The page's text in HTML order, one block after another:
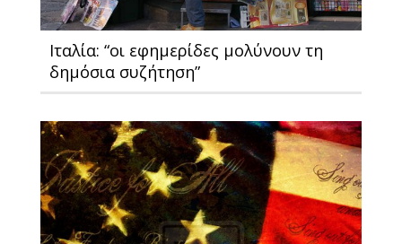
Ιταλία: “οι εφημερίδες μολύνουν τη
δημόσια συζήτηση”